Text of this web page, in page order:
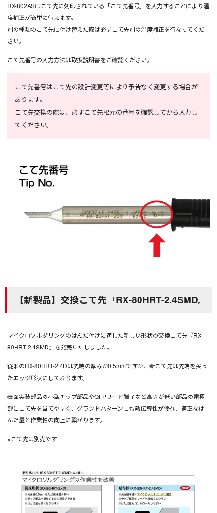
RX-802ASはこて先に刻印されている「こて先番号」を入力することにより温
度補正が簡単に行えます。
別の種類のこて先に付け替えた際は必ずこて先別の温度補正を行なってくだ
さい。
こて先番号の入力方法は取扱説明書をご確認ください。
こて先番号はこて先の設計変更等により予告なく変更する場合が
あります。
こて先交換の際は、必ずこて先根元の番号を確認してから入力し
てください。
【新製品】交換こて先『RX-80HRT-2.4SMD』
マイクロソルダリングのはんだ付けに適した新しい形状の交換こて先『RX-
80HRT-2.4SMD』を発売いたしました。
従来のRX-80HRT-2.4Dは先端の厚みが0.5mmですが、新こて先は先端を尖っ
たエッジ形状にしております。
表面実装部品の小型チップ部品やQFPリード端子など高さが低い部品の電極
部にこて先を当てやすく、グランドパターンにも熱伝導性が優れ、適正なは
んだ量と作業性の向上に繋がります。
※こて先は別売です